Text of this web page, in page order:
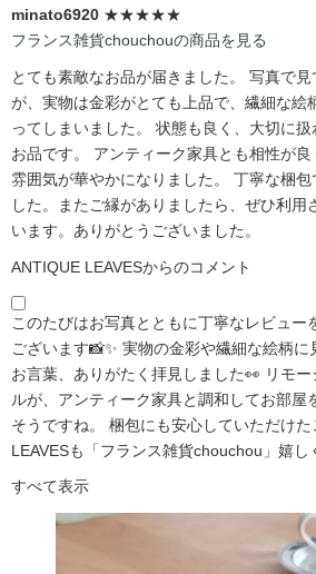
minato6920 ★★★★★
フランス雑貨chouchouの商品を見る
とても素敵なお品が届きました。 写真で
が、実物は金彩がとても上品で、繊細な絵
ってしまいました。 状態も良く、大切に
お品です。 アンティーク家具とも相性が
雰囲気が華やかになりました。 丁寧な梱
した。またご縁がありましたら、ぜひ利用
います。ありがとうございました。
ANTIQUE LEAVESからのコメント
このたびはお写真とともに丁寧なレビュー
ございます📸✨ 実物の金彩や繊細な絵柄
お言葉、ありがたく拝見しました👀 リモ
ルが、アンティーク家具と調和してお部屋
そうですね。 梱包にも安心していただけ
LEAVESも「フランス雑貨chouchou」嬉し
すべて表示